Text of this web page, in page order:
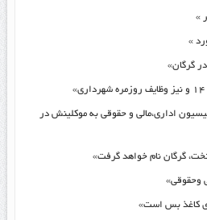
»
»
گرگان»
اداری،مالی و حقوقی به موکلینش در
گرگان نام خواهد گرفت»
وحقوقی»
کاغذ بس است»